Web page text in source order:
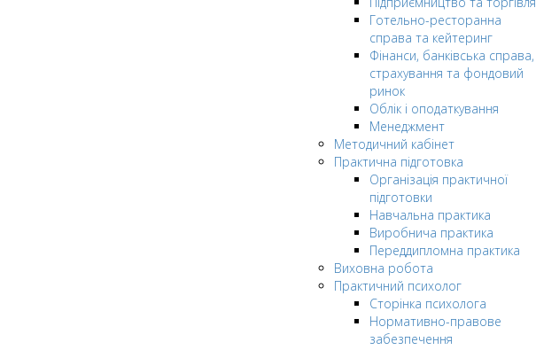
Готельно-ресторанна
справа та кейтеринг
Фінанси, банківська справа,
страхування та фондовий
ринок
Облік і оподаткування
Менеджмент
Методичний кабінет
Практична підготовка
Організація практичної
підготовки
Навчальна практика
Виробнича практика
Переддипломна практика
Виховна робота
Практичний психолог
Сторінка психолога
Нормативно-правове
забезпечення